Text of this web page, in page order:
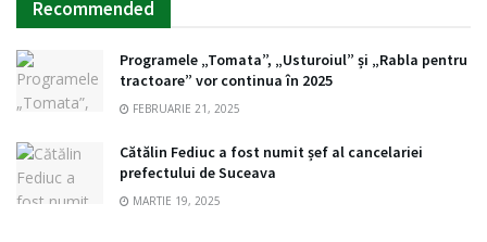
Recommended
Programele „Tomata”, „Usturoiul” și „Rabla pentru
tractoare” vor continua în 2025
FEBRUARIE 21, 2025
Cătălin Fediuc a fost numit șef al cancelariei
prefectului de Suceava
MARTIE 19, 2025